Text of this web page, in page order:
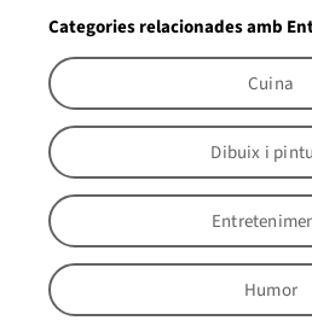
Categories relacionades amb
Cuina
Dibuix i
Humor